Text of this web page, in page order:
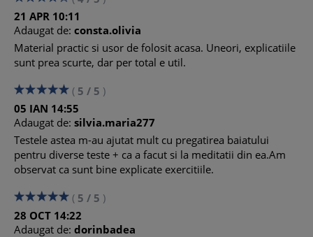
21 APR 10:11
Adaugat de: consta.olivia
Material practic si usor de folosit acasa. Uneori, explicatiile
sunt prea scurte, dar per total e util.
( 5 / 5 )
05 IAN 14:55
Adaugat de: silvia.maria277
Testele astea m-au ajutat mult cu pregatirea baiatului
pentru diverse teste + ca a facut si la meditatii din ea.Am
observat ca sunt bine explicate exercitiile.
( 5 / 5 )
28 OCT 14:22
Adaugat de: dorinbadea